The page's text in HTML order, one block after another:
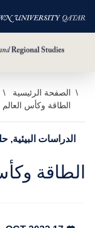
تخطي
المحتوى
الرئيسي
الصفحة الرئيسية
الطاقة وكأس العالم
الدراسات
الطاقة